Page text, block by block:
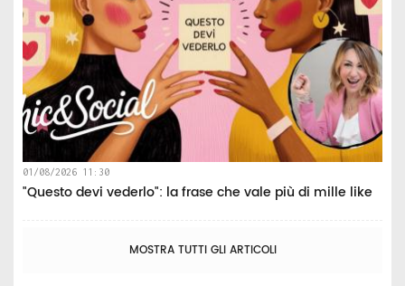
01/08/2026 11:30
"Questo devi vederlo": la frase che vale più di mille like
MOSTRA TUTTI GLI ARTICOLI